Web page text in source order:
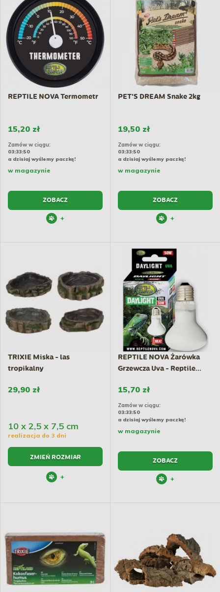
REPTILE NOVA Termometr
15,20 zł
Zamów w ciągu:
03:33:50
a dzisiaj wyślemy paczkę!
w magazynie
ZOBACZ
+
PET'S DREAM Snake 2kg
19,50 zł
Zamów w ciągu:
03:33:50
a dzisiaj wyślemy paczkę!
w magazynie
ZOBACZ
+
TRIXIE Miska - las
tropikalny
29,90 zł
10 x 2,5 x 7,5 cm
realizacja do 3 dni
ZMIEŃ ROZMIAR
+
REPTILE NOVA Żarówka
Grzewcza Uva - Reptile...
15,70 zł
Zamów w ciągu:
03:33:50
a dzisiaj wyślemy paczkę!
w magazynie
ZOBACZ
+